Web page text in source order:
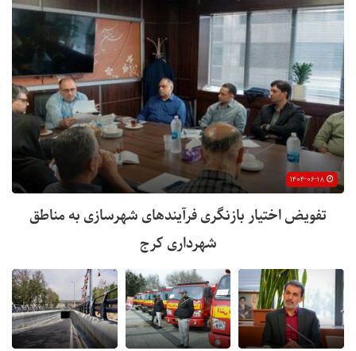
تفویض اختیار بازنگری فرآیندهای شهرسازی به مناطق
شهرداری کرج